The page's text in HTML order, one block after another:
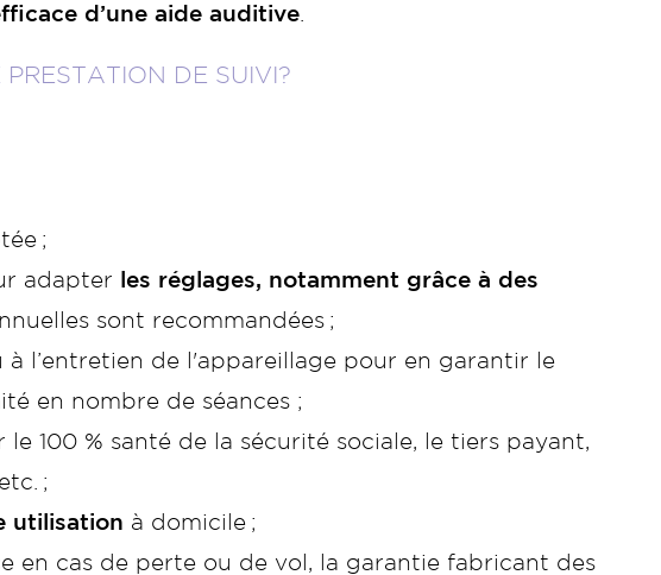
d’une aide auditive
DE SUIVI?
;
adapter les réglages, notamment grâce à des
sont recommandées ;
à l’entretien de l'appareillage pour en garantir le
en nombre de séances ;
le 100 % santé de la sécurité sociale, le tiers payant,
;
utilisation à domicile ;
en cas de perte ou de vol, la garantie fabricant des